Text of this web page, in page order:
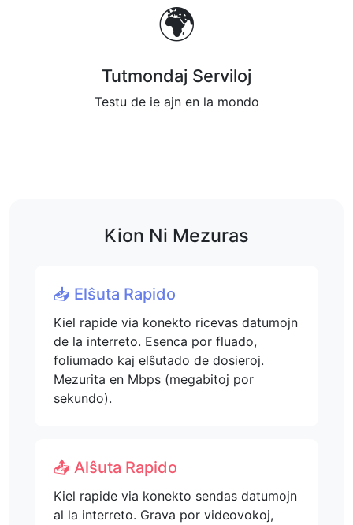
🌍
Tutmondaj Serviloj
Testu de ie ajn en la mondo
Kion Ni Mezuras
📥 Elŝuta Rapido
Kiel rapide via konekto ricevas datumojn
de la interreto. Esenca por fluado,
foliumado kaj elŝutado de dosieroj.
Mezurita en Mbps (megabitoj por
sekundo).
📤 Alŝuta Rapido
Kiel rapide via konekto sendas datumojn
al la interreto. Grava por videovokoj,